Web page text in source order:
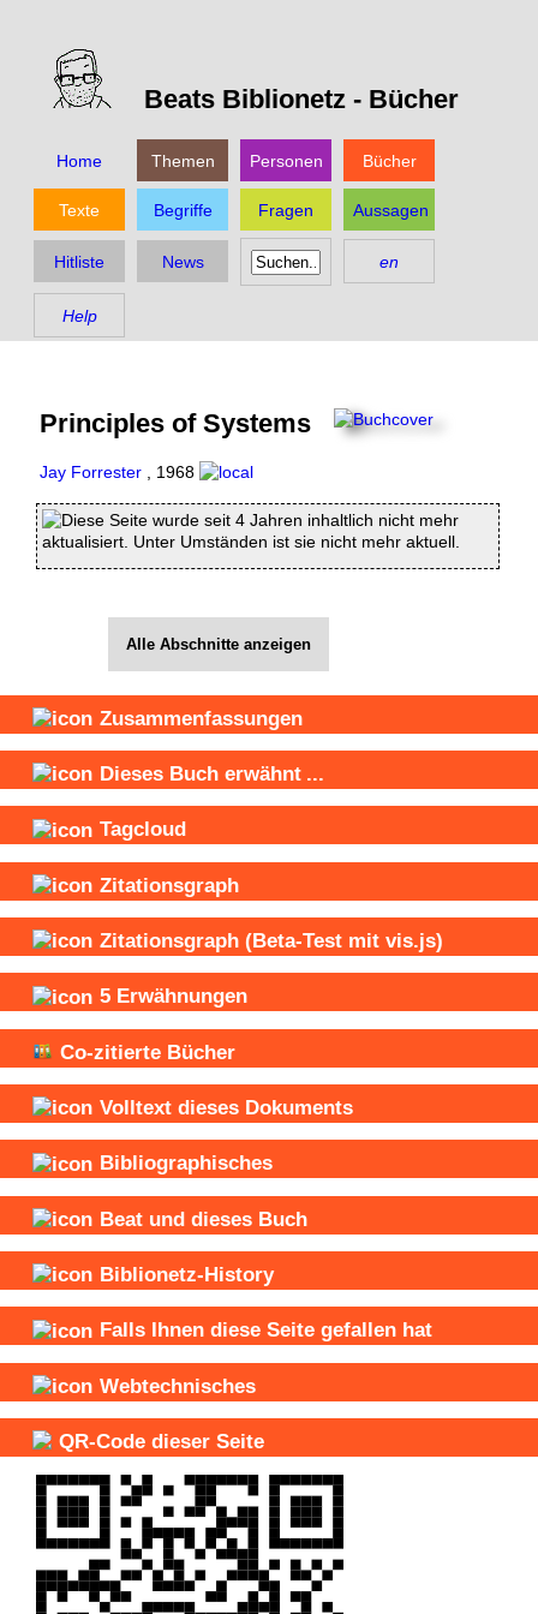
Beats Biblionetz - Bücher
Home Themen Personen Bücher
Texte Begriffe Fragen Aussagen
Hitliste News en
Help
Principles of Systems
Jay Forrester 1968
Diese Seite wurde seit 4 Jahren inhaltlich nicht mehr
aktualisiert. Unter Umständen ist sie nicht mehr aktuell.
Alle Abschnitte anzeigen
Zusammenfassungen
Dieses Buch erwähnt ...
Tagcloud
Zitationsgraph
Zitationsgraph (Beta-Test mit vis.js)
5 Erwähnungen
Co-zitierte Bücher
Volltext dieses Dokuments
Bibliographisches
Beat und dieses Buch
Biblionetz-History
Falls Ihnen diese Seite gefallen hat
Webtechnisches
QR-Code dieser Seite